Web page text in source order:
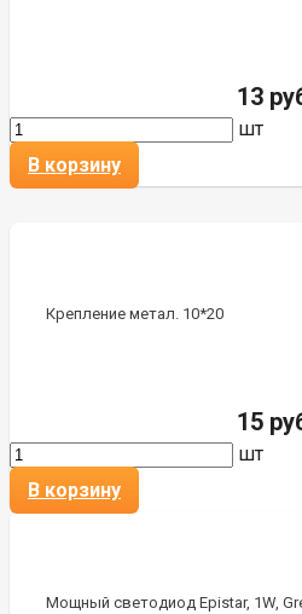
13
шт
В корзину
Крепление метал. 10*20
15
шт
В корзину
Мощный светодиод Epistar, 1W,